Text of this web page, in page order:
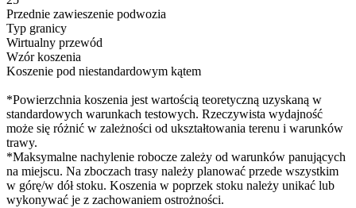
Przednie zawieszenie podwozia
Typ granicy
Wirtualny przewód
Wzór koszenia
Koszenie pod niestandardowym kątem
*Powierzchnia koszenia jest wartością teoretyczną uzyskaną w
standardowych warunkach testowych. Rzeczywista wydajność
może się różnić w zależności od ukształtowania terenu i warunków
trawy.
*Maksymalne nachylenie robocze zależy od warunków panujących
na miejscu. Na zboczach trasy należy planować przede wszystkim
w górę/w dół stoku. Koszenia w poprzek stoku należy unikać lub
wykonywać je z zachowaniem ostrożności.